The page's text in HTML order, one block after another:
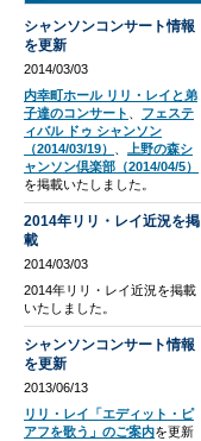
シャンソンコンサート情報
を更新
2014/03/03
内幸町ホール リリ・レイと弟
子達のコンサート
フェステ
ィバル ドゥ シャンソン
（2014/03/19）
上野の森シ
ャンソン倶楽部（2014/04/5）
を掲載いたしました。
2014年リリ・レイ近況を掲
載
2014/03/03
2014年リリ・レイ近況を掲載
いたしました。
シャンソンコンサート情報
を更新
2013/06/13
リリ・レイ「エディット・ピ
アフを歌う」のご案内を更新